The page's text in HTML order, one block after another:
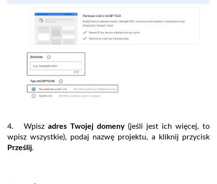
4. Wpisz adres Twojej domeny(jeśli jest ich więcej, to
wpisz wszystkie), podaj nazwę projektu, a kliknij przycisk
Prześlij.